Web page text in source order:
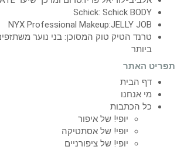
Schick: Schick BODY
NYX Professional Makeup:JELLY JOB
טרנד הטיק טוק המסוכן: בני נוער
ביותר
תפריט האתר
דף הבית
מי אנחנו
כל הכתבות
יופי! של איפור
יופי! של אסתטיקה
יופי! של ציפורניים